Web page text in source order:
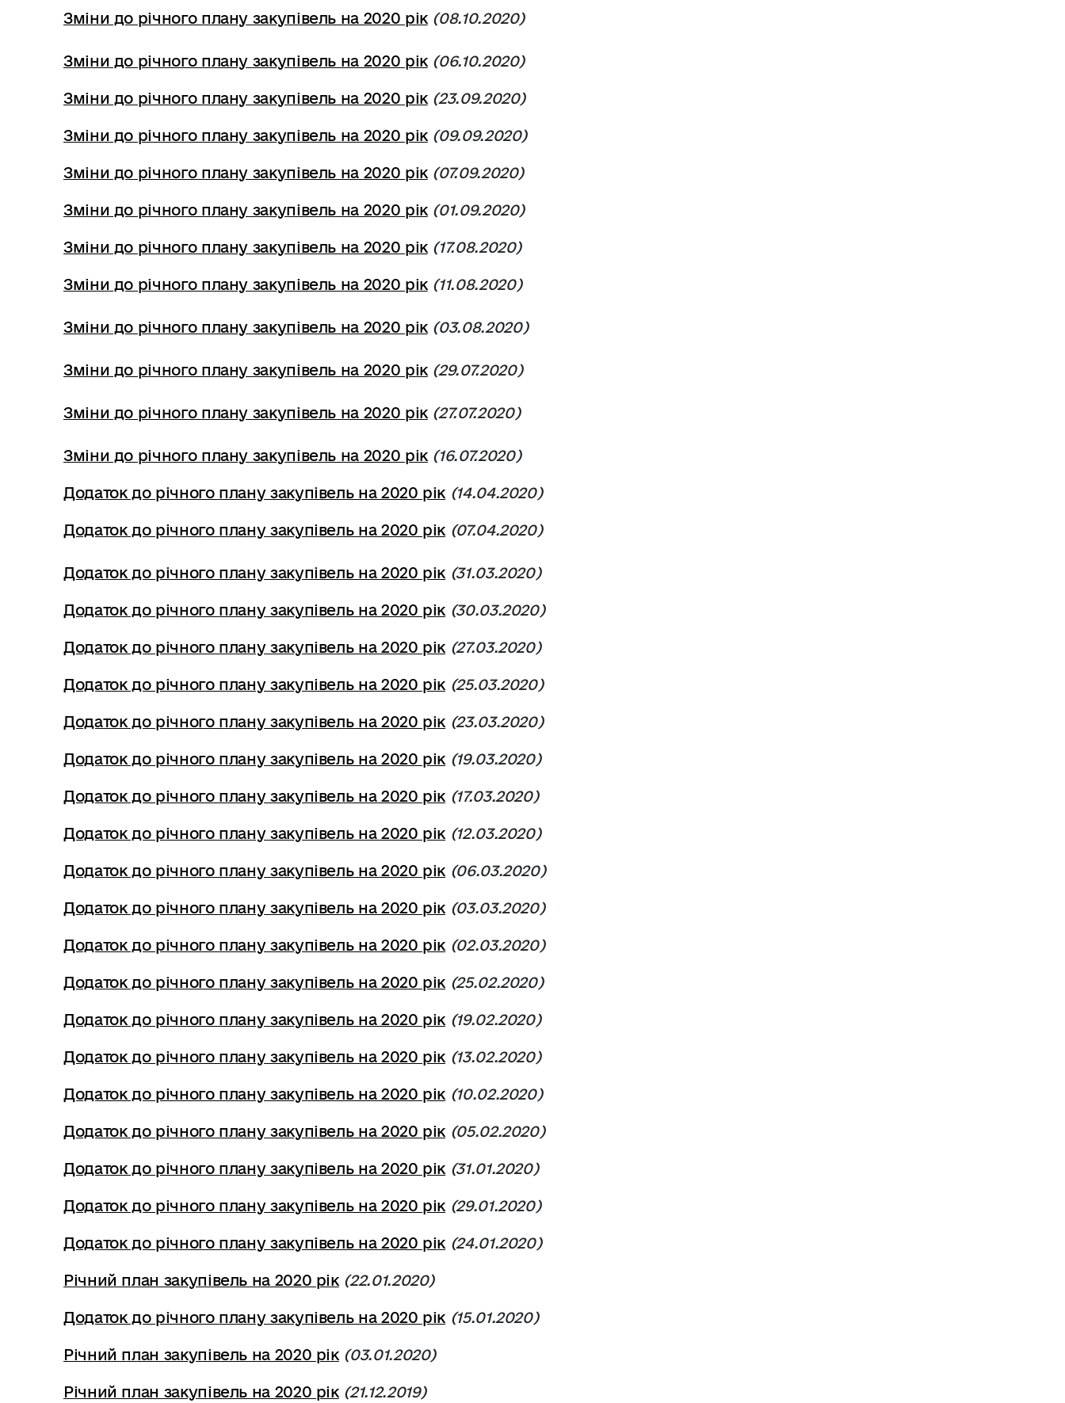
Зміни до річного плану закупівель на 2020 рік (08.10.2020)
Зміни до річного плану закупівель на 2020 рік (06.10.2020)
Зміни до річного плану закупівель на 2020 рік (23.09.2020)
Зміни до річного плану закупівель на 2020 рік (09.09.2020)
Зміни до річного плану закупівель на 2020 рік (07.09.2020)
Зміни до річного плану закупівель на 2020 рік (01.09.2020)
Зміни до річного плану закупівель на 2020 рік (17.08.2020)
Зміни до річного плану закупівель на 2020 рік (11.08.2020)
Зміни до річного плану закупівель на 2020 рік (03.08.2020)
Зміни до річного плану закупівель на 2020 рік (29.07.2020)
Зміни до річного плану закупівель на 2020 рік (27.07.2020)
Зміни до річного плану закупівель на 2020 рік (16.07.2020)
Додаток до річного плану закупівель на 2020 рік (14.04.2020)
Додаток до річного плану закупівель на 2020 рік (07.04.2020)
Додаток до річного плану закупівель на 2020 рік (31.03.2020)
Додаток до річного плану закупівель на 2020 рік (30.03.2020)
Додаток до річного плану закупівель на 2020 рік (27.03.2020)
Додаток до річного плану закупівель на 2020 рік (25.03.2020)
Додаток до річного плану закупівель на 2020 рік (23.03.2020)
Додаток до річного плану закупівель на 2020 рік (19.03.2020)
Додаток до річного плану закупівель на 2020 рік (17.03.2020)
Додаток до річного плану закупівель на 2020 рік (12.03.2020)
Додаток до річного плану закупівель на 2020 рік (06.03.2020)
Додаток до річного плану закупівель на 2020 рік (03.03.2020)
Додаток до річного плану закупівель на 2020 рік (02.03.2020)
Додаток до річного плану закупівель на 2020 рік (25.02.2020)
Додаток до річного плану закупівель на 2020 рік (19.02.2020)
Додаток до річного плану закупівель на 2020 рік (13.02.2020)
Додаток до річного плану закупівель на 2020 рік (10.02.2020)
Додаток до річного плану закупівель на 2020 рік (05.02.2020)
Додаток до річного плану закупівель на 2020 рік (31.01.2020)
Додаток до річного плану закупівель на 2020 рік (29.01.2020)
Додаток до річного плану закупівель на 2020 рік (24.01.2020)
Річний план закупівель на 2020 рік (22.01.2020)
Додаток до річного плану закупівель на 2020 рік (15.01.2020)
Річний план закупівель на 2020 рік (03.01.2020)
Річний план закупівель на 2020 рік (21.12.2019)